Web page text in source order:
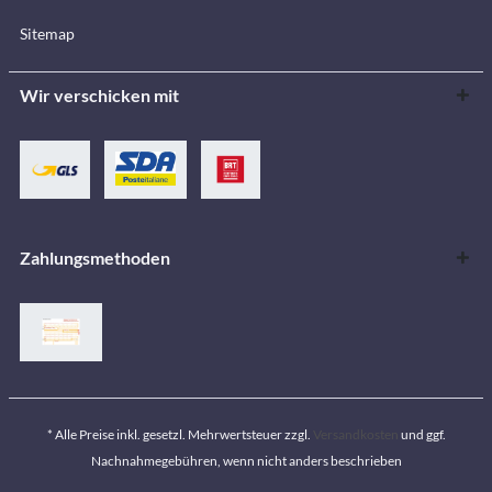
Sitemap
Wir verschicken mit
Zahlungsmethoden
* Alle Preise inkl. gesetzl. Mehrwertsteuer zzgl.
und ggf.
Nachnahmegebühren, wenn nicht anders beschrieben